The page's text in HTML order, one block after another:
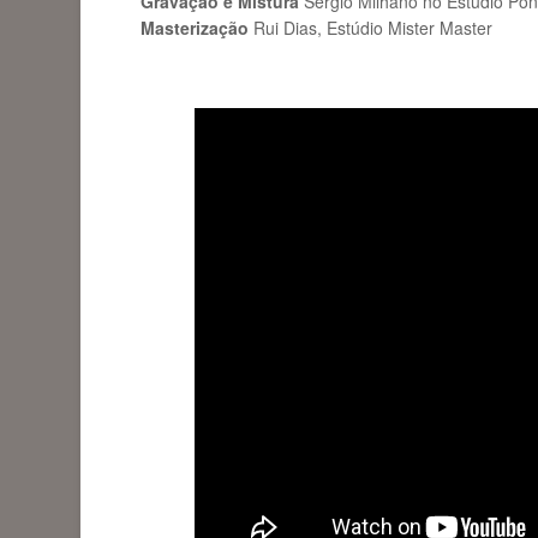
Masterização Rui Dias, Estúdio Mister Master